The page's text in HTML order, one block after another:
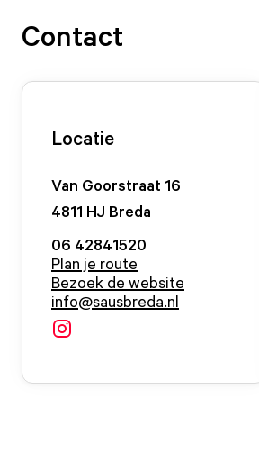
Contact
Locatie
Van Goorstraat 16
4811 HJ Breda
06 42841520
Plan je route
Bezoek de website
info@sausbreda.nl